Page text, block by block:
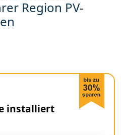
Region PV-
installiert